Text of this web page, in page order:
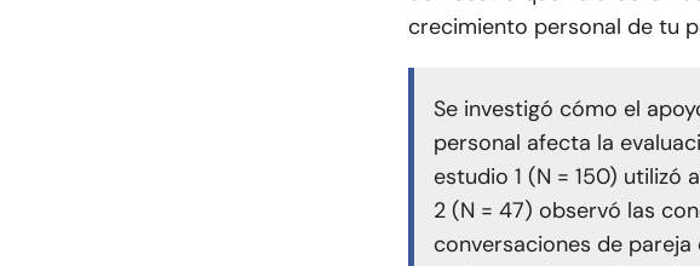
crecimiento personal de tu
Se investigó cómo el
personal afecta la
estudio 1 (N = 150) utilizó
2 (N = 47) observó las
conversaciones de